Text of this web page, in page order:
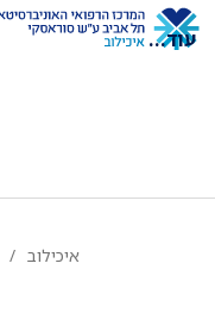
עוד...
איכילוב